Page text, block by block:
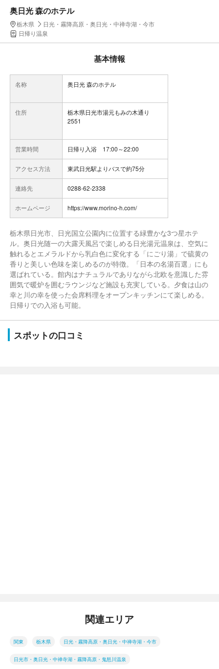
奥日光 森のホテル
栃木県
日光・霧降高原・奥日光・中禅寺湖・今市
日帰り温泉
基本情報
名称 奥日光 森のホテル
住所
栃木県日光市湯元もみの木通り
2551
営業時間 日帰り入浴 17:00～22:00
アクセス方法 東武日光駅よりバスで約75分
連絡先 0288-62-2338
ホームページ https://www.morino-h.com/
栃木県日光市、日光国立公園内に位置する緑豊かな3つ星ホテ
ル。奥日光随一の大露天風呂で楽しめる日光湯元温泉は、空気に
触れるとエメラルドから乳白色に変化する「にごり湯」で硫黄の
香りと美しい色味を楽しめるのが特徴。「日本の名湯百選」にも
選ばれている。館内はナチュラルでありながら北欧を意識した雰
囲気で暖炉を囲むラウンジなど施設も充実している。夕食は山の
幸と川の幸を使った会席料理をオープンキッチンにて楽しめる。
日帰りでの入浴も可能。
スポットの口コミ
関連エリア
関東 栃木県 日光・霧降高原・奥日光・中禅寺湖・今市
日光市・奥日光・中禅寺湖・霧降高原・鬼怒川温泉